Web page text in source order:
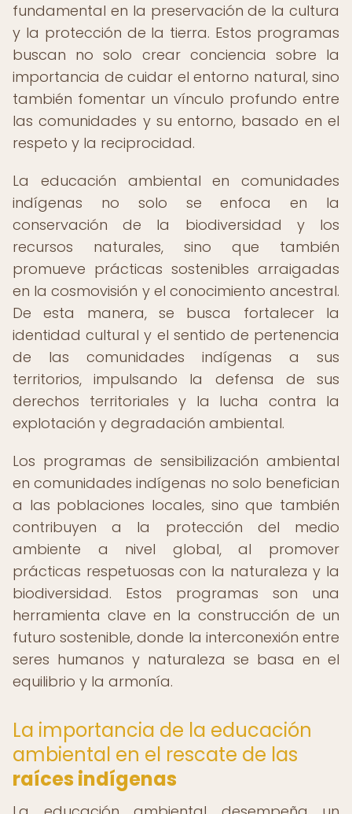
fundamental en la preservación de la cultura
y la protección de la tierra. Estos programas
buscan no solo crear conciencia sobre la
importancia de cuidar el entorno natural, sino
también fomentar un vínculo profundo entre
las comunidades y su entorno, basado en el
respeto y la reciprocidad.
La educación ambiental en comunidades
indígenas no solo se enfoca en la
conservación de la biodiversidad y los
recursos naturales, sino que también
promueve prácticas sostenibles arraigadas
en la cosmovisión y el conocimiento ancestral.
De esta manera, se busca fortalecer la
identidad cultural y el sentido de pertenencia
de las comunidades indígenas a sus
territorios, impulsando la defensa de sus
derechos territoriales y la lucha contra la
explotación y degradación ambiental.
Los programas de sensibilización ambiental
en comunidades indígenas no solo benefician
a las poblaciones locales, sino que también
contribuyen a la protección del medio
ambiente a nivel global, al promover
prácticas respetuosas con la naturaleza y la
biodiversidad. Estos programas son una
herramienta clave en la construcción de un
futuro sostenible, donde la interconexión entre
seres humanos y naturaleza se basa en el
equilibrio y la armonía.
La importancia de la educación
ambiental en el rescate de las
raíces indígenas